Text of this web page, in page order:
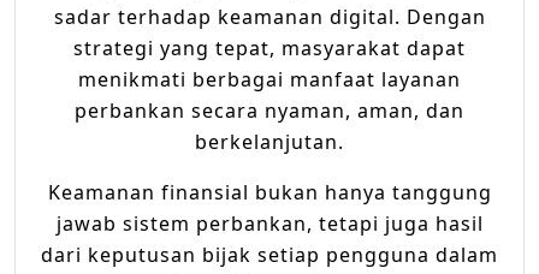
sadar terhadap keamanan digital. Dengan
strategi yang tepat, masyarakat dapat
menikmati berbagai manfaat layanan
perbankan secara nyaman, aman, dan
berkelanjutan.
Keamanan finansial bukan hanya tanggung
jawab sistem perbankan, tetapi juga hasil
dari keputusan bijak setiap pengguna dalam